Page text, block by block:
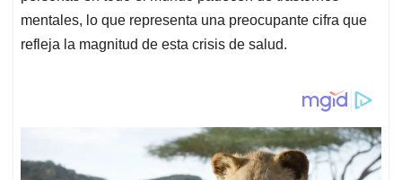
mentales, lo que representa una preocupante cifra que
refleja la magnitud de esta crisis de salud.